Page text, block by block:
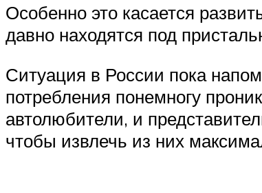
Особенно это касается
давно находятся под
Ситуация в России пока
потребления понемногу
автолюбители, и
чтобы извлечь из них